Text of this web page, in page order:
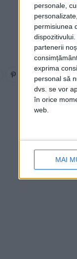
personale,
permisiunea
partenerii
exprima
personal să
dvs. se vor
în orice
web.
MAI